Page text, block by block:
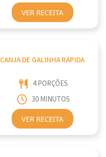
VER RECEITA
CANJA DE GALINHA RÁPIDA
4 PORÇÕES
30 MINUTOS
VER RECEITA